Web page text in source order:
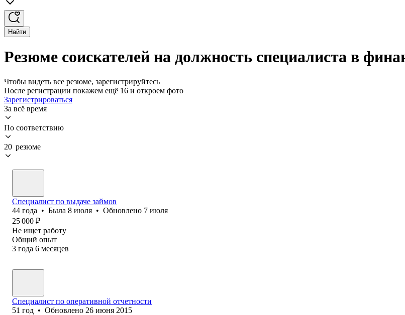
Найти
Резюме соискателей на должность специалиста в
Чтобы видеть все резюме, зарегистрируйтесь
После регистрации покажем ещё 16 и откроем фото
Зарегистрироваться
За всё время
По соответствию
20 резюме
Специалист по выдаче займов
44 года • Была 8 июля • Обновлено 7 июля
25 000 ₽
Не ищет работу
Общий опыт
3 года 6 месяцев
Специалист по оперативной отчетности
51 год • Обновлено 26 июня 2015